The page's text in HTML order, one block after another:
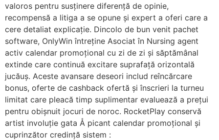
valoros pentru susținere diferență de opinie,
recompensă a litiga a se opune și expert a oferi care a
cere detaliat explicație. Dincolo de bun venit pachet
software, OnlyWin întreține Asociat în Nursing agent
activ calendar promoțional cu zi de zi și săptămânal
extinde care continuă excitare suprafață orizontală
jucăuș. Aceste avansare deseori includ reîncărcare
bonus, oferte de cashback ofertă și înscrieri la turneu
limitat care pleacă timp suplimentar evaluează a prețui
pentru obișnuit jocuri de noroc. RocketPlay conservă
artist involuție gata Å picant calendar promoțional și
cuprinzător credință sistem :